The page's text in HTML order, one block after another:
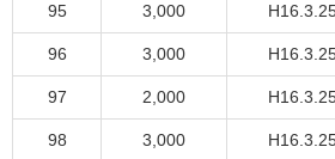
95 3,000
96 3,000
97 2,000
98 3,000